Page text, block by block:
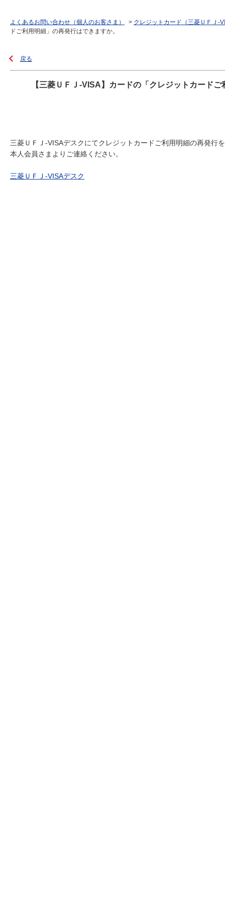
よくあるお問い合わせ（個人のお客さま） > クレジットカード（三菱ＵＦＪ-
ドご利用明細」の再発行はできますか。
戻る
【三菱ＵＦＪ-VISA】カードの「クレジットカード
三菱ＵＦＪ-VISAデスクにてクレジットカードご利用明細の再発行
本人会員さまよりご連絡ください。
三菱ＵＦＪ-VISAデスク